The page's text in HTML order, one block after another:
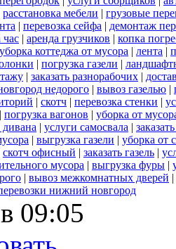
расстановка мебели | грузовые
| перевозка сейфа | демонтаж
час | аренда грузчиков | копка
уборка коттеджа от мусора | лента |
| погрузка газели |
| заказать разнорабочих |
недорого | вывоз газелью |
| скотч | перевозка стенки |
| погрузка вагонов | уборка от
дивана | услуги самосвала |
| выгрузка газели | уборка от
скотч офисный | заказать газель |
мусора | выгрузка фуры |
| вывоз межкомнатных дверей |
нижний новгород
09:05